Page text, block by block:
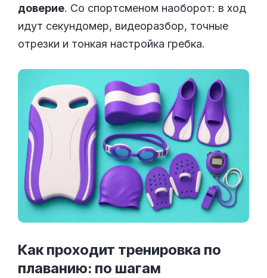
доверие. Со спортсменом наоборот: в ход
идут секундомер, видеоразбор, точные
отрезки и тонкая настройка гребка.
Как проходит тренировка по
плаванию: по шагам